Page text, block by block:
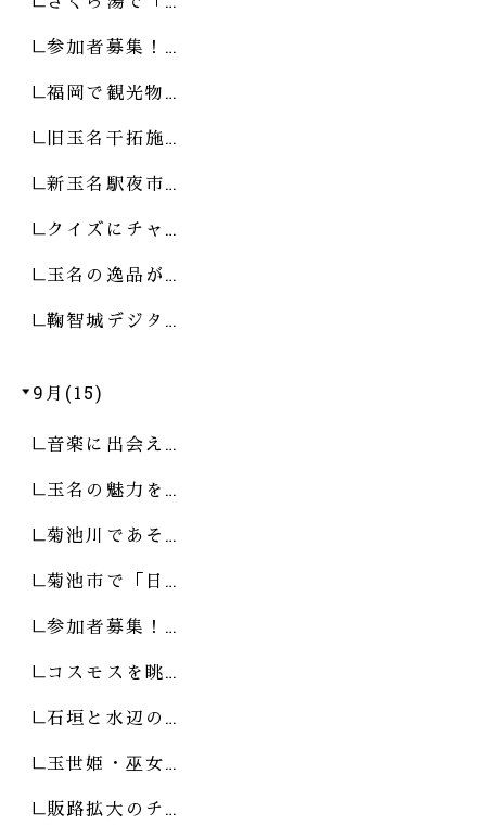
参加者募集！…
福岡で観光物…
旧玉名干拓施…
新玉名駅夜市…
クイズにチャ…
玉名の逸品が…
鞠智城デジタ…
9月(15)
音楽に出会え…
玉名の魅力を…
菊池川であそ…
菊池市で「日…
参加者募集！…
コスモスを眺…
石垣と水辺の…
玉世姫・巫女…
販路拡大のチ…